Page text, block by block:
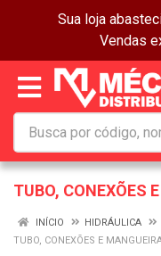
Sua loja
Vendas
TUBO, CONEXÕES
INÍCIO
HIDRÁULICA
TUBO, CONEXÕES E